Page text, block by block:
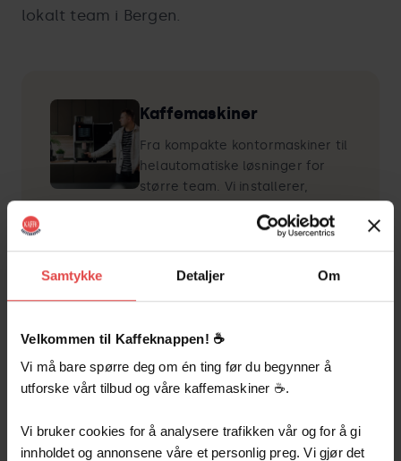
Samtykke Detaljer Om
Velkommen til Kaffeknappen! ☕️
Vi må bare spørre deg om én ting før du begynner å
utforske vårt tilbud og våre kaffemaskiner ☕️.
Vi bruker cookies for å analysere trafikken vår og for å gi
innholdet og annonsene våre et personlig preg. Vi gjør det
lokalt team i Bergen.
Kaffemaskiner
Fra kompakte kontormaskiner til
helautomatiske løsninger for
større team. Vi installerer,
inkludert i abonnementet.
Kaffe og te
Velg blant 80+ produkter – egne
utvalg og klassiske varianter. Vi
leverer rett til kontoret i Bergen